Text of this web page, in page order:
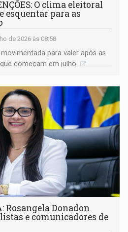
O clima eleitoral
esquentar para as
de 2026 às 08:58
para valer após as
começam em julho
Rosangela Donadon
e comunicadores de